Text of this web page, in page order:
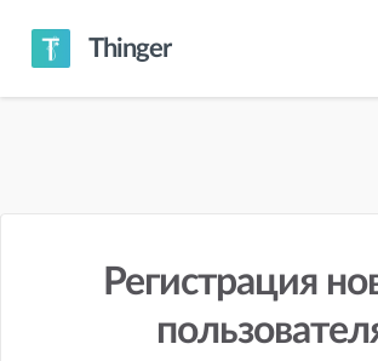
Thinger
Регистрация